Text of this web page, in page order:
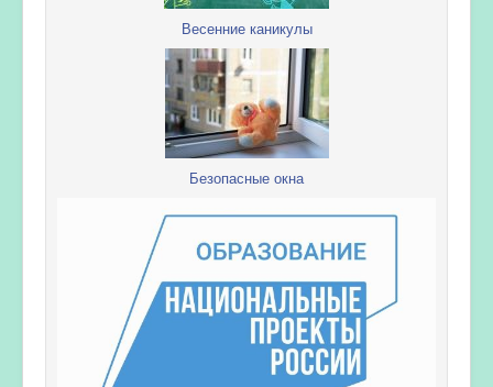
Весенние каникулы
Безопасные окна